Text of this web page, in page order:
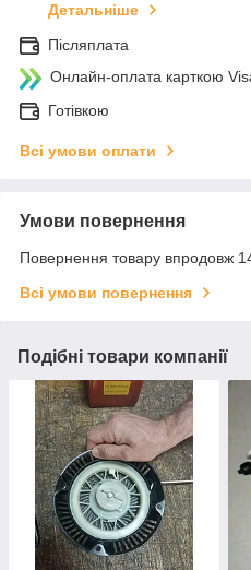
Детальніше
Післяплата
Онлайн-оплата карткою
Готівкою
Всі умови оплати
Умови повернення
Повернення товару впродовж
Всі умови повернення
Подібні товари компанії